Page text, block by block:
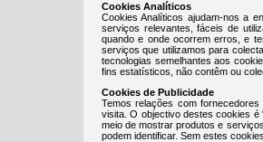
Cookies Analíticos
Cookies Analíticos ajudam-nos a
serviços relevantes, fáceis de
quando e onde ocorrem erros, e
serviços que utilizamos para
tecnologias semelhantes aos
fins estatísticos, não contêm ou
Cookies de Publicidade
Temos relações com
visita. O objectivo destes cookies é
meio de mostrar produtos e
podem identificar. Sem estes